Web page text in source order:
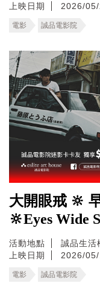
上映日期
2026/
電影 誠品電影院
大開眼戒 🔆
🔆Eyes Wide
活動地點
誠品生活
上映日期
2026/
電影 誠品電影院